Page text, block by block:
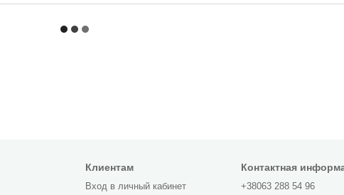
Клиентам
Вход в личный кабинет
Контактная
+38063 288 54 96